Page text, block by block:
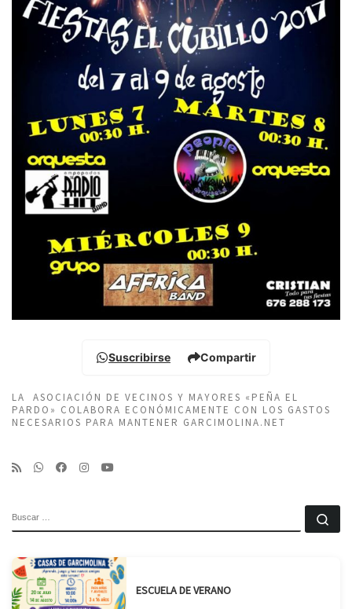
Suscribirse Compartir
LA ASOCIACIÓN DE VECINOS Y MAYORES «PEÑA EL
PARDO» COLABORA ECONÓMICAMENTE CON LOS GASTOS
NECESARIOS PARA MANTENER GARCIMOLINA.NET
ESCUELA DE VERANO